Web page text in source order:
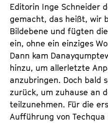
Editorin Inge Schneider
gemacht, das heißt, wir
Bildebene und fügten
ein, ohne ein einziges
Dann kam
hinzu, um allerletzte
anzubringen. Doch bald
zurück, um zuhause an
teilzunehmen. Für die
Aufführung von